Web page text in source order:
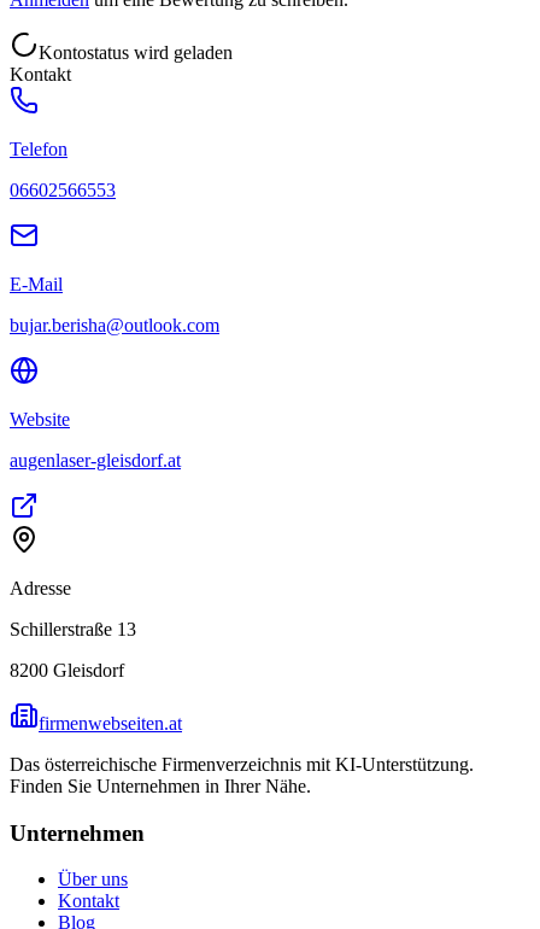
Kontostatus wird geladen
Kontakt
Telefon
06602566553
E-Mail
bujar.berisha@outlook.com
Website
augenlaser-gleisdorf.at
Adresse
Schillerstraße 13
8200 Gleisdorf
firmenwebseiten.at
Das österreichische Firmenverzeichnis mit KI-Unterstützung.
Finden Sie Unternehmen in Ihrer Nähe.
Unternehmen
Über uns
Kontakt
Blog